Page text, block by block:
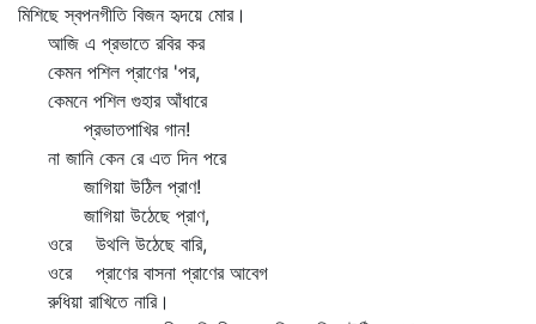
মিশিছে স্বপনগীতি বিজন হৃদয়ে মোর।
আজি এ প্রভাতে রবির কর
কেমন পশিল প্রাণের 'পর,
কেমনে পশিল গুহার আঁধারে
প্রভাতপাখির গান!
না জানি কেন রে এত দিন পরে
জাগিয়া উঠিল প্রাণ!
জাগিয়া উঠেছে প্রাণ,
ওরে উথলি উঠেছে বারি,
ওরে প্রাণের বাসনা প্রাণের আবেগ
রুধিয়া রাখিতে নারি।